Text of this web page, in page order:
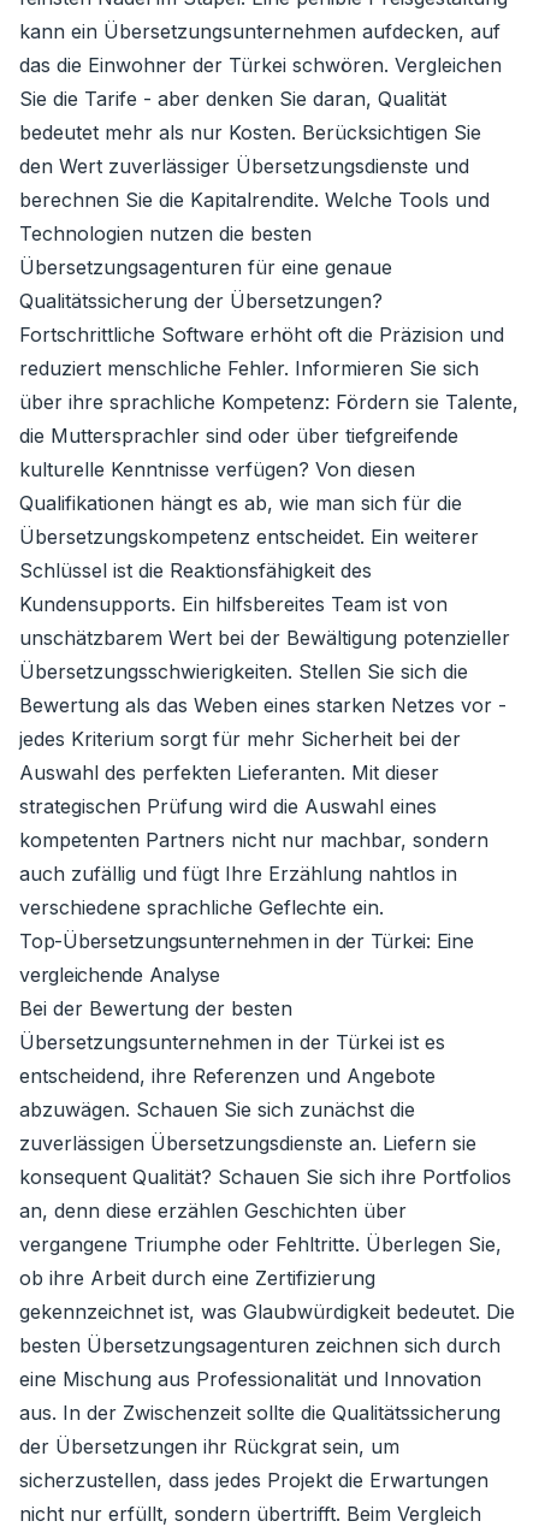
kann ein Übersetzungsunternehmen aufdecken, auf
das die Einwohner der Türkei schwören. Vergleichen
Sie die Tarife - aber denken Sie daran, Qualität
bedeutet mehr als nur Kosten. Berücksichtigen Sie
den Wert zuverlässiger Übersetzungsdienste und
berechnen Sie die Kapitalrendite. Welche Tools und
Technologien nutzen die besten
Übersetzungsagenturen für eine genaue
Qualitätssicherung der Übersetzungen?
Fortschrittliche Software erhöht oft die Präzision und
reduziert menschliche Fehler. Informieren Sie sich
über ihre sprachliche Kompetenz: Fördern sie Talente,
die Muttersprachler sind oder über tiefgreifende
kulturelle Kenntnisse verfügen? Von diesen
Qualifikationen hängt es ab, wie man sich für die
Übersetzungskompetenz entscheidet. Ein weiterer
Schlüssel ist die Reaktionsfähigkeit des
Kundensupports. Ein hilfsbereites Team ist von
unschätzbarem Wert bei der Bewältigung potenzieller
Übersetzungsschwierigkeiten. Stellen Sie sich die
Bewertung als das Weben eines starken Netzes vor -
jedes Kriterium sorgt für mehr Sicherheit bei der
Auswahl des perfekten Lieferanten. Mit dieser
strategischen Prüfung wird die Auswahl eines
kompetenten Partners nicht nur machbar, sondern
auch zufällig und fügt Ihre Erzählung nahtlos in
verschiedene sprachliche Geflechte ein.
Top-Übersetzungsunternehmen in der Türkei: Eine
vergleichende Analyse
Bei der Bewertung der besten
Übersetzungsunternehmen in der Türkei ist es
entscheidend, ihre Referenzen und Angebote
abzuwägen. Schauen Sie sich zunächst die
zuverlässigen Übersetzungsdienste an. Liefern sie
konsequent Qualität? Schauen Sie sich ihre Portfolios
an, denn diese erzählen Geschichten über
vergangene Triumphe oder Fehltritte. Überlegen Sie,
ob ihre Arbeit durch eine Zertifizierung
gekennzeichnet ist, was Glaubwürdigkeit bedeutet. Die
besten Übersetzungsagenturen zeichnen sich durch
eine Mischung aus Professionalität und Innovation
aus. In der Zwischenzeit sollte die Qualitätssicherung
der Übersetzungen ihr Rückgrat sein, um
sicherzustellen, dass jedes Projekt die Erwartungen
nicht nur erfüllt, sondern übertrifft. Beim Vergleich